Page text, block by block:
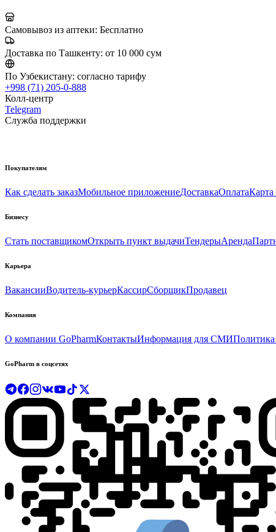
Самовывоз из аптеки: Бесплатно
Доставка по Ташкенту: от 10 000 сум
По Узбекистану: согласно тарифу
+998 (71) 205-0-888
Колл-центр
Telegram
Служба поддержки
Покупателям
Как сделать заказМобильное приложениеДоставкаОплатаКарта
Бизнесу
Стать поставщикомОткрыть пункт выдачиТендерыАренда
Карьера
ВакансииВодитель-курьерКассирСборщикПродавец
Компания
О компании GoPharmКонтактыИнформация для СМИ
GoPharm в соцсетях